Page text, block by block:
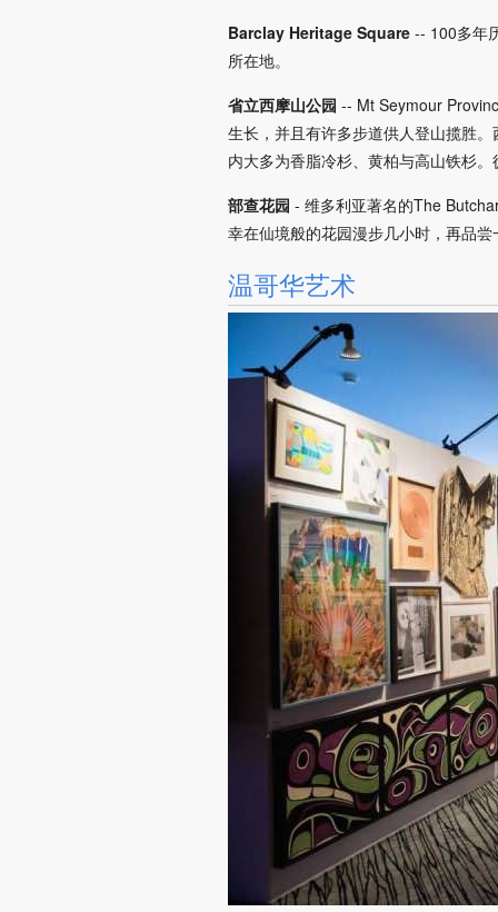
Barclay Heritage Square -- 100多年
所在地。
省立西摩山公园 -- Mt Seymour
生长，并且有许多步道供人登山揽胜
内大多为香脂冷杉、黄柏与高山铁杉
部查花园 - 维多利亚著名的The
幸在仙境般的花园漫步几小时，再品
温哥华艺术